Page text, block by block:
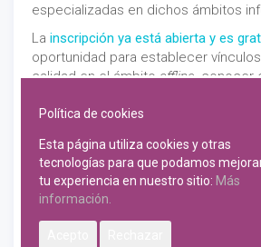
especializadas en dichos ámbitos
La inscripción ya está abierta y es
oportunidad para establecer
calidad en el ámbitooffline, conocer
de estos perfiles profesionales y
de estilo que emplean para
Asimismo, noviembre es el mes del
Emprendedora en la Comunitat
tendrá por tercera edición
‘horchatuitera’, ya que el
VIII
#horchatatwitts) se celebrará el
, con el ya conocido
Política de cookies
Esta página utiliza cookies y otras
tecnologías para que podamos
tu experiencia en nuestro sitio: Más
información.